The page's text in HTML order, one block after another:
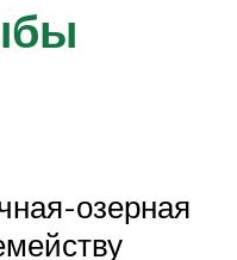
озерная